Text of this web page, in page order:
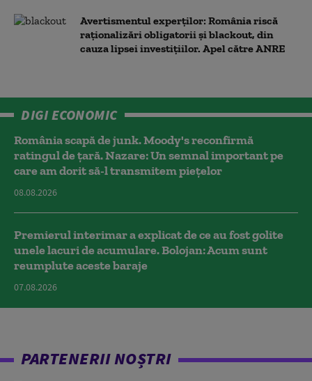
Avertismentul experților: România riscă
raționalizări obligatorii și blackout, din
cauza lipsei investițiilor. Apel către ANRE
DIGI ECONOMIC
România scapă de junk. Moody's reconfirmă
ratingul de țară. Nazare: Un semnal important pe
care am dorit să-l transmitem piețelor
08.08.2026
Premierul interimar a explicat de ce au fost golite
unele lacuri de acumulare. Bolojan: Acum sunt
reumplute aceste baraje
07.08.2026
PARTENERII NOȘTRI